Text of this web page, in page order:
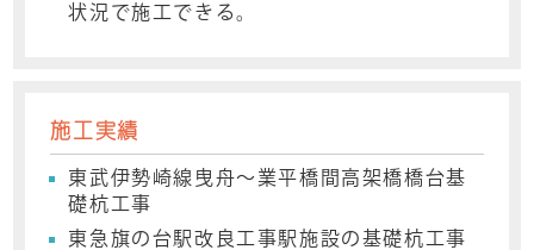
状況で施工できる。
施工実績
東武伊勢崎線曳舟～業平橋間高架橋橋台基
礎杭工事
東急旗の台駅改良工事駅施設の基礎杭工事